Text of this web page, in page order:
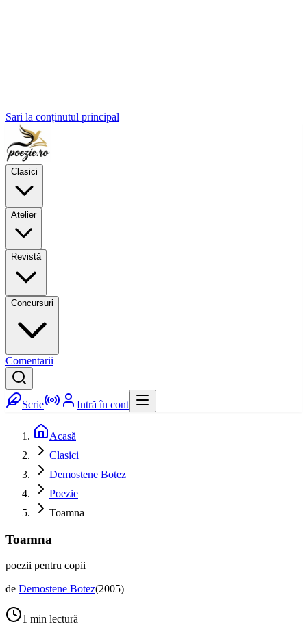
Sari la conținutul principal
Clasici
Atelier
Revistă
Concursuri
Comentarii
Scrie Intră în cont
Acasă
Clasici
Demostene Botez
Poezie
Toamna
Toamna
poezii pentru copii
de Demostene Botez(2005)
1 min lectură